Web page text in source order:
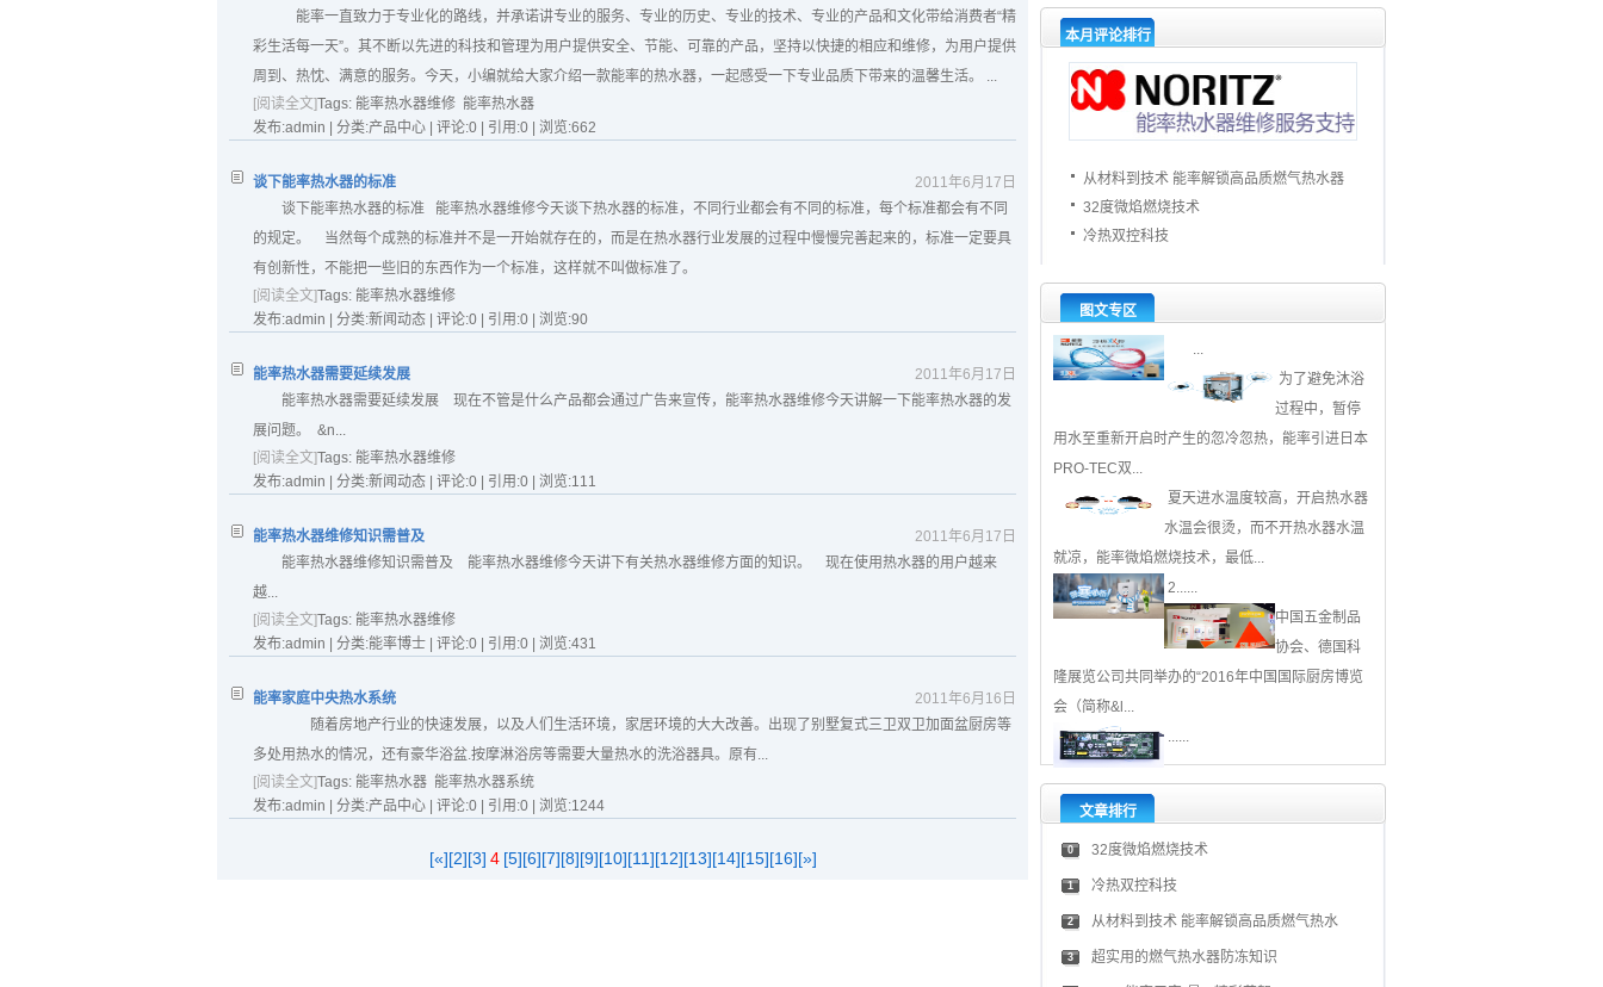
能率一直致力于专业化的路线，并承诺讲专业的服务、专业的历史、专业的技术、专业的产品和文化带给消费者“精
彩生活每一天”。其不断以先进的科技和管理为用户提供安全、节能、可靠的产品，坚持以快捷的相应和维修，为用户提供
周到、热忱、满意的服务。今天，小编就给大家介绍一款能率的热水器，一起感受一下专业品质下带来的温馨生活。 ...
[阅读全文]Tags: 能率热水器维修 能率热水器
发布:admin | 分类:产品中心 | 评论:0 | 引用:0 | 浏览:662
2011年6月17日
谈下能率热水器的标准
谈下能率热水器的标准 能率热水器维修今天谈下热水器的标准，不同行业都会有不同的标准，每个标准都会有不同
的规定。 当然每个成熟的标准并不是一开始就存在的，而是在热水器行业发展的过程中慢慢完善起来的，标准一定要具
有创新性，不能把一些旧的东西作为一个标准，这样就不叫做标准了。
[阅读全文]Tags: 能率热水器维修
发布:admin | 分类:新闻动态 | 评论:0 | 引用:0 | 浏览:90
2011年6月17日
能率热水器需要延续发展
能率热水器需要延续发展 现在不管是什么产品都会通过广告来宣传，能率热水器维修今天讲解一下能率热水器的发
展问题。 &n...
[阅读全文]Tags: 能率热水器维修
发布:admin | 分类:新闻动态 | 评论:0 | 引用:0 | 浏览:111
2011年6月17日
能率热水器维修知识需普及
能率热水器维修知识需普及 能率热水器维修今天讲下有关热水器维修方面的知识。 现在使用热水器的用户越来
越...
[阅读全文]Tags: 能率热水器维修
发布:admin | 分类:能率博士 | 评论:0 | 引用:0 | 浏览:431
2011年6月16日
能率家庭中央热水系统
随着房地产行业的快速发展，以及人们生活环境，家居环境的大大改善。出现了别墅复式三卫双卫加面盆厨房等
多处用热水的情况，还有豪华浴盆.按摩淋浴房等需要大量热水的洗浴器具。原有...
[阅读全文]Tags: 能率热水器 能率热水器系统
发布:admin | 分类:产品中心 | 评论:0 | 引用:0 | 浏览:1244
[«][2][3] 4 [5][6][7][8][9][10][11][12][13][14][15][16][»]
本月评论排行
从材料到技术 能率解锁高品质燃气热水器
32度微焰燃烧技术
冷热双控科技
图文专区
...
为了避免沐浴
过程中，暂停
用水至重新开启时产生的忽冷忽热，能率引进日本
PRO-TEC双...
夏天进水温度较高，开启热水器
水温会很烫，而不开热水器水温
就凉，能率微焰燃烧技术，最低...
2......
中国五金制品
协会、德国科
隆展览公司共同举办的“2016年中国国际厨房博览
会（简称&l...
......
文章排行
0 32度微焰燃烧技术
1 冷热双控科技
2 从材料到技术 能率解锁高品质燃气热水
3 超实用的燃气热水器防冻知识